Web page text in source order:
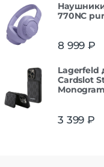
770NC
8 999 ₽
Lagerfeld
Cardslot
3 399 ₽